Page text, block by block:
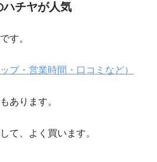
ハチヤが人気
す。
プ・営業時間・口コミなど）
あります。
て、よく買います。